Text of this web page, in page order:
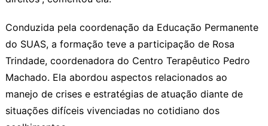
Conduzida pela coordenação da Educação Permanente
do SUAS, a formação teve a participação de Rosa
Trindade, coordenadora do Centro Terapêutico Pedro
Machado. Ela abordou aspectos relacionados ao
manejo de crises e estratégias de atuação diante de
situações difíceis vivenciadas no cotidiano dos